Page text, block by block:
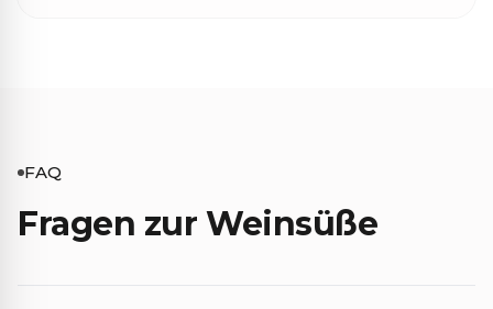
FAQ
Fragen zur Weinsüße